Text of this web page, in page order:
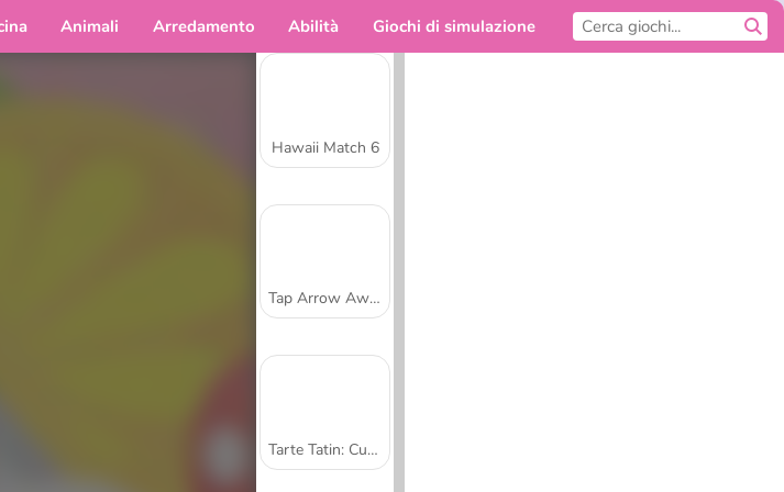
Animali Arredamento Abilità Giochi di simulazione
Hawaii Match 6
Tap Arrow Away
Tarte Tatin: Cucina con Sara